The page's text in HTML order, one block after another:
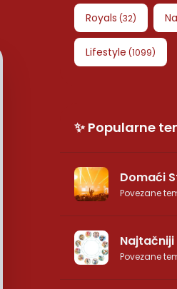
Royals (32)
Lifestyle (1099)
✨ Popularne
Domaći
Povezane
Povezane